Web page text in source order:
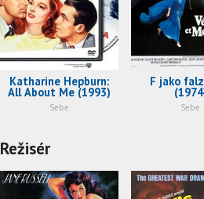
Katharine Hepburn:
All About Me (1993)
Sebe
F jako
Sebe
Režisér